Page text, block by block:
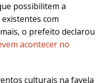
possibilitem a
com
o prefeito declarou
acontecer no
culturais na favela